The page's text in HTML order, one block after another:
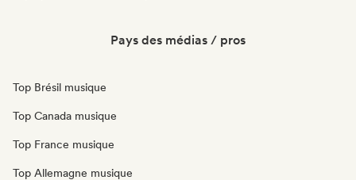
Pays des médias / pros
Top Brésil musique
Top Canada musique
Top France musique
Top Allemagne musique